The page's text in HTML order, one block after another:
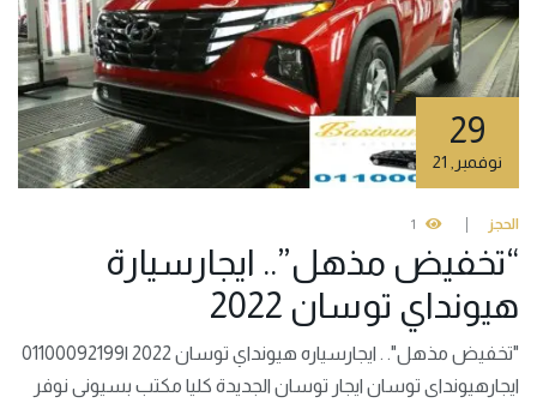
29
نوفمبر ,
الحجز 1
“تخفيض مذهل”.. ايجارسيارة
هيونداي توسان 2022
"تخفيض مذهل". . ايجارسياره هيونداي توسان 2022 |01100092199
ايجارهيونداى توسان ايجار توسان الجديدة كليا مكتب بسيونى نوفر